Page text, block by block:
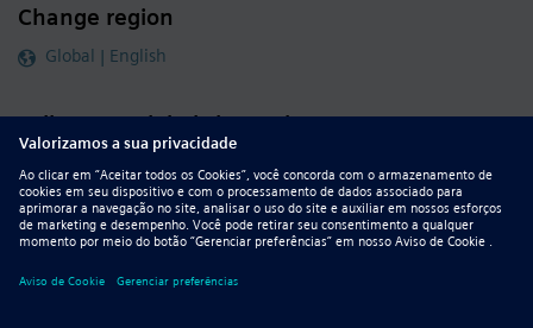
Change region
Global | English
Follow our global channels
siemens.com Global Website © 2026 Siemens